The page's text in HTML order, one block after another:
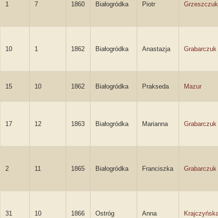
1 7 1860 Białogródka Piotr Grzeszczuk
10 1 1862 Białogródka Anastazja Grabarczuk
15 10 1862 Białogródka Prakseda Mazur
17 12 1863 Białogródka Marianna Grabarczuk
2 11 1865 Białogródka Franciszka Grabarczuk
31 10 1866 Ostróg Anna